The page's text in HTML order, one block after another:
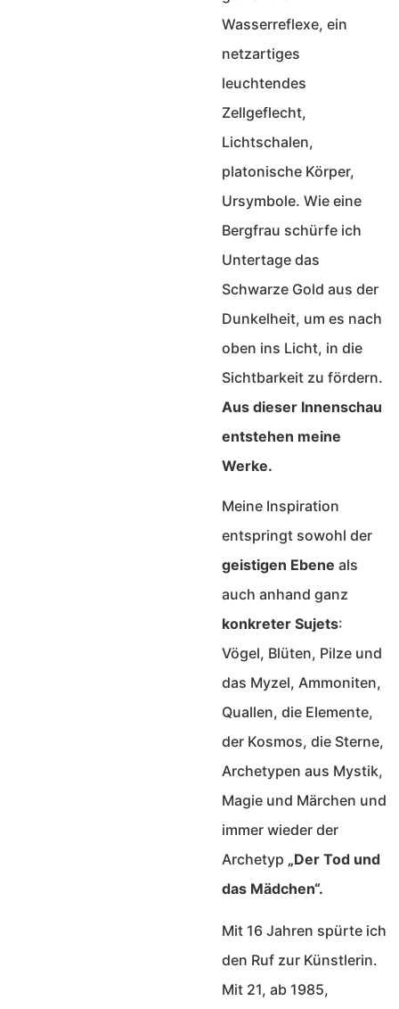
Wasserreflexe, ein
netzartiges
leuchtendes
Zellgeflecht,
Lichtschalen,
platonische Körper,
Ursymbole. Wie eine
Bergfrau schürfe ich
Untertage das
Schwarze Gold aus der
Dunkelheit, um es nach
oben ins Licht, in die
Sichtbarkeit zu fördern.
Aus dieser Innenschau
entstehen meine
Werke.
Meine Inspiration
entspringt sowohl der
geistigen Ebene als
auch anhand ganz
konkreter Sujets:
Vögel, Blüten, Pilze und
das Myzel, Ammoniten,
Quallen, die Elemente,
der Kosmos, die Sterne,
Archetypen aus Mystik,
Magie und Märchen und
immer wieder der
Archetyp „Der Tod und
das Mädchen“.
Mit 16 Jahren spürte ich
den Ruf zur Künstlerin.
Mit 21, ab 1985,